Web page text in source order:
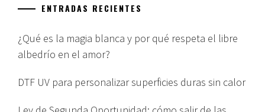
ENTRADAS RECIENTES
¿Qué es la magia blanca y por qué respeta el libre
albedrío en el amor?
DTF UV para personalizar superficies duras sin calor